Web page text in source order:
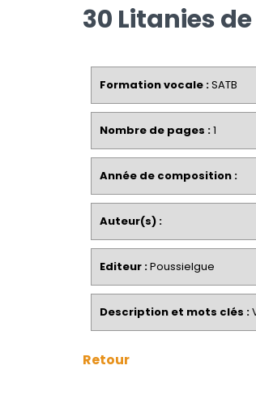
30 Litanies
Formation vocale :SATB
Nombre de pages :1
Année de composition :
Auteur(s) :
Editeur :Poussielgue
Description et mots clés :
Retour